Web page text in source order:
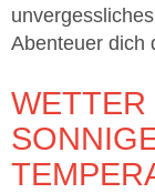
Abenteuer dich
WETTER